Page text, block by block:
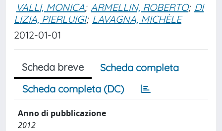
VALLI, MONICA; ARMELLIN, ROBERTO; DI
LIZIA, PIERLUIGI; LAVAGNA, MICHÈLE
2012-01-01
Scheda breve
Scheda completa
Scheda completa (DC)
Anno di pubblicazione
2012